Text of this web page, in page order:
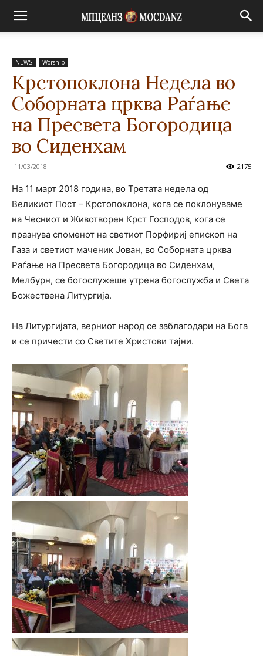
NEWS Worship
Крстопоклона Недела во
Соборната црква Раѓање
на Пресвета Богородица
во Сиденхам
11/03/2018 2175
На 11 март 2018 година, во Третата недела од
Великиот Пост – Крстопоклона, кога се поклонуваме
на Чесниот и Животворен Крст Господов, кога се
празнува споменот на светиот Порфириј епископ на
Газа и светиот маченик Јован, во Соборната црква
Раѓање на Пресвета Богородица во Сиденхам,
Мелбурн, се богослужеше утрена богослужба и Света
Божествена Литургија.
На Литургијата, верниот народ се заблагодари на Бога
и се причести со Светите Христови тајни.